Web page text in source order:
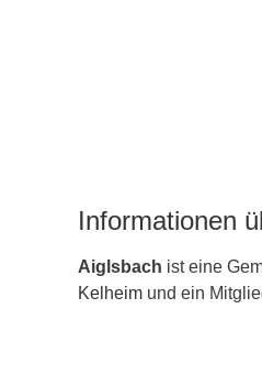
Informationen
Aiglsbach ist eine
Kelheim und ein